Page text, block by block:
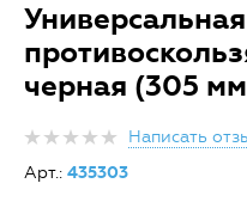
Универсальная
черная (305
Написать
Арт.: 435303